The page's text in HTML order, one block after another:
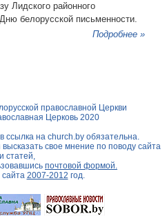
Лидского районного
белорусской письменности.
Подробнее »
православной Церкви
Церковь 2020
ссылка на church.byобязательна.
свое мнение по поводу сайта
статей,
почтовой формой.
2007-2012 год.